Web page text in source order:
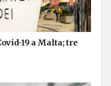
19 a Malta; tre